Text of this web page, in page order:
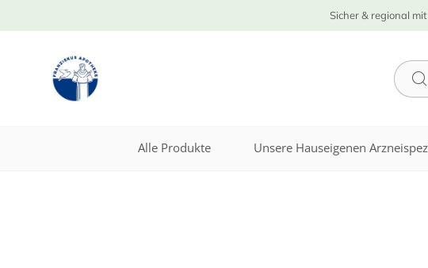
Sicher & regional
Alle Produkte Unsere Hauseigenen